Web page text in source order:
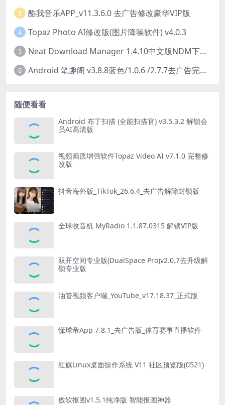
3 酷我音乐APP_v11.3.6.0 去广告修改豪华VIP版
4 Topaz Photo AI修改版(图片降噪软件) v4.0.3
5 Neat Download Manager 1.4.10中文版NDM下载器简称NDM
6 Android 笔趣阁 v3.8.8蓝色/1.0.6 /2.7.7去广告完美版
随便看看
Android 布丁扫描 (全能扫描官) v3.5.3.2 解锁会
员AI高清版
视频画质增强软件Topaz Video AI v7.1.0 完整修
改版
抖音海外版_TikTok_26.6.4_去广告解除封锁版
全球收音机 MyRadio 1.1.87.0315 解锁VIP版
双开空间专业版(DualSpace Pro)v2.0.7去升级解
锁专业版
油管视频客户端_YouTube_v17.18.37_正式版
懂球帝App 7.8.1_去广告版_体育赛事直播软件
红旗Linux桌面操作系统 V11 社区预览版(0521)
傲软抠图v1.5.1纯净版 智能抠图神器